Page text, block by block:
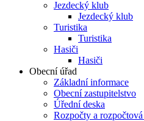
Jezdecký klub
Jezdecký klub
Turistika
Turistika
Hasiči
Hasiči
Obecní úřad
Základní informace
Obecní zastupitelstvo
Úřední deska
Rozpočty a